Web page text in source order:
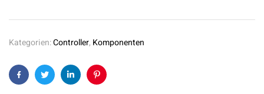
Kategorien:Controller, Komponenten
FacebookTwitterLinkedinPinterest